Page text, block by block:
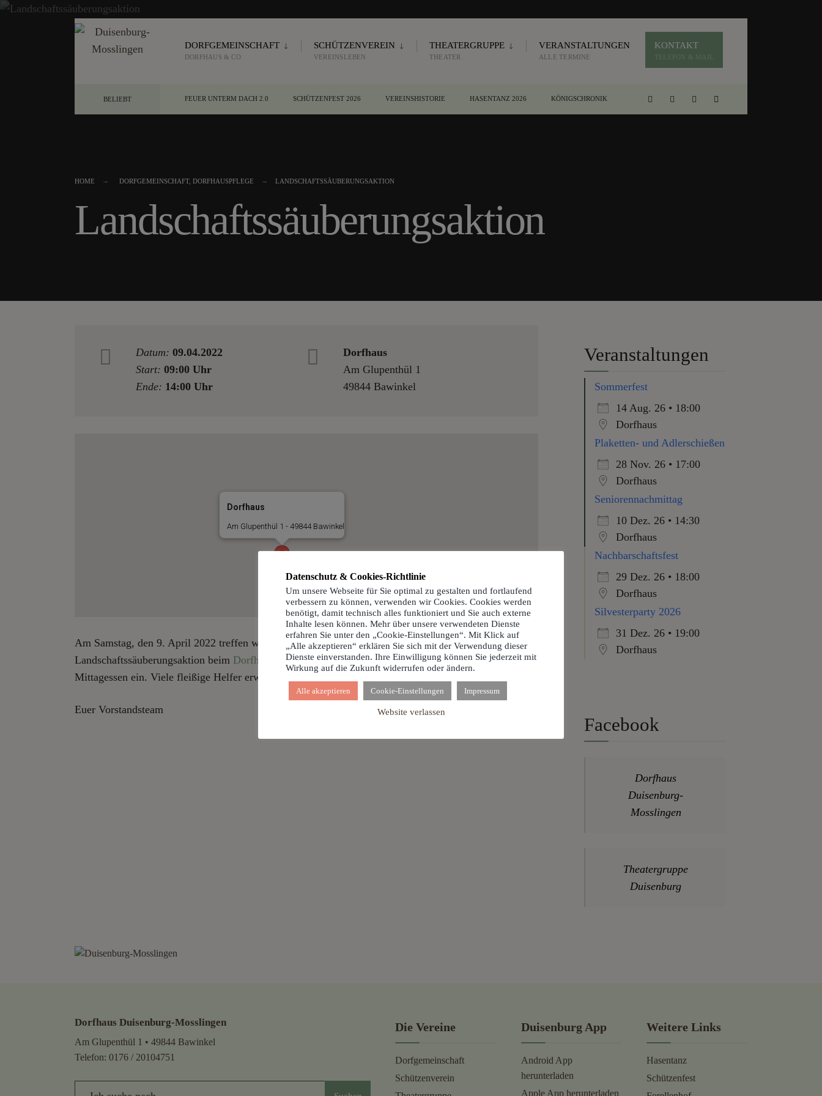
DORFGEMEINSCHAFT
DORFHAUS & CO
SCHÜTZENVEREIN
VEREINSLEBEN
THEATERGRUPPE
THEATER
VERANSTALTUNGEN
ALLE TERMINE
KONTAKT
TELEFON & MAIL
BELIEBT FEUER UNTERM DACH 2.0 SCHÜTZENFEST 2026 VEREINSHISTORIE HASENTANZ 2026 KÖNIGSCHRONIK
HOME DORFGEMEINSCHAFT, DORFHAUSPFLEGE LANDSCHAFTSSÄUBERUNGSAKTION
Landschaftssäuberungsaktion
Datum: 09.04.2022
Start: 09:00 Uhr
Ende: 14:00 Uhr
Dorfhaus
Am Glupenthül 1
49844 Bawinkel
Dorfhaus
Am Glupenthül 1 - 49844 Bawinkel
Am Samstag, den 9. April 2022 treffen wir uns um 9.00 Uhr zur diesjährigen
Landschaftssäuberungsaktion beim Dorfhaus
. Im Anschluss laden wir zu einem gemeinsamen
Mittagessen ein. Viele fleißige Helfer erwarten wir!
Euer Vorstandsteam
Veranstaltungen
Sommerfest
14 Aug. 26 • 18:00
Dorfhaus
Plaketten- und Adlerschießen
28 Nov. 26 • 17:00
Dorfhaus
Seniorennachmittag
10 Dez. 26 • 14:30
Dorfhaus
Nachbarschaftsfest
29 Dez. 26 • 18:00
Dorfhaus
Silvesterparty 2026
31 Dez. 26 • 19:00
Dorfhaus
Facebook
Dorfhaus
Duisenburg-
Mosslingen
Theatergruppe
Duisenburg
Dorfhaus Duisenburg-Mosslingen
Am Glupenthül 1 • 49844 Bawinkel
Telefon: 0176 / 20104751
Die Vereine
Dorfgemeinschaft
Schützenverein
Duisenburg App
Android App
herunterladen
Apple App herunterladen
Weitere Links
Hasentanz
Schützenfest
Datenschutz & Cookies-Richtlinie
Um unsere Webseite für Sie optimal zu gestalten und fortlaufend
verbessern zu können, verwenden wir Cookies. Cookies werden
benötigt, damit technisch alles funktioniert und Sie auch externe
Inhalte lesen können. Mehr über unsere verwendeten Dienste
erfahren Sie unter den „Cookie-Einstellungen“. Mit Klick auf
„Alle akzeptieren“ erklären Sie sich mit der Verwendung dieser
Dienste einverstanden. Ihre Einwilligung können Sie jederzeit mit
Wirkung auf die Zukunft widerrufen oder ändern.
Alle akzeptieren Cookie-Einstellungen Impressum
Website verlassen